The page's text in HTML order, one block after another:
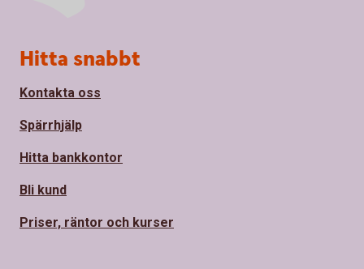
Sidfot
Hitta snabbt
Kontakta oss
Spärrhjälp
Hitta bankkontor
Bli kund
Priser, räntor och kurser